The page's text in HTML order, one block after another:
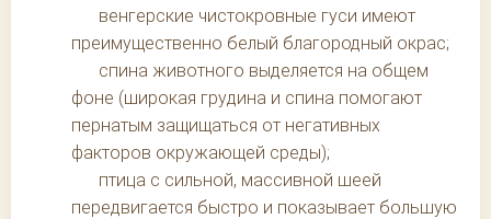
венгерские чистокровные гуси имеют
преимущественно белый благородный окрас;
спина животного выделяется на общем
фоне (широкая грудина и спина помогают
пернатым защищаться от негативных
факторов окружающей среды);
птица с сильной, массивной шеей
передвигается быстро и показывает большую